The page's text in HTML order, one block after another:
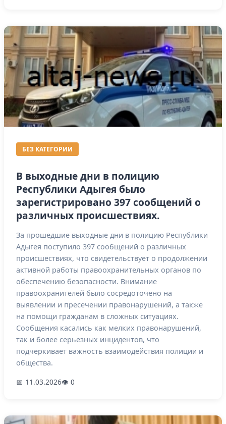
БЕЗ КАТЕГОРИИ
В выходные дни в полицию
Республики Адыгея было
зарегистрировано 397 сообщений о
различных происшествиях.
За прошедшие выходные дни в полицию Республики
Адыгея поступило 397 сообщений о различных
происшествиях, что свидетельствует о продолжении
активной работы правоохранительных органов по
обеспечению безопасности. Внимание
правоохранителей было сосредоточено на
выявлении и пресечении правонарушений, а также
на помощи гражданам в сложных ситуациях.
Сообщения касались как мелких правонарушений,
так и более серьезных инцидентов, что
подчеркивает важность взаимодействия полиции и
общества.
📅 11.03.2026👁 0